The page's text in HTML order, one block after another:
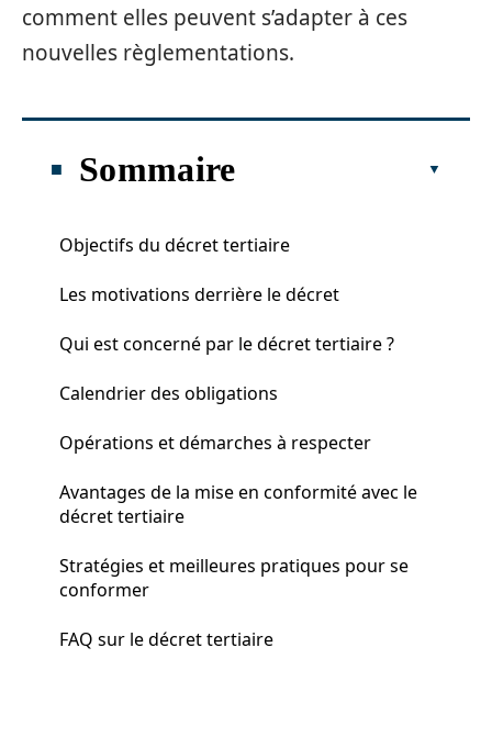
comment elles peuvent s’adapter à ces
nouvelles règlementations.
Sommaire
Objectifs du décret tertiaire
Les motivations derrière le décret
Qui est concerné par le décret tertiaire ?
Calendrier des obligations
Opérations et démarches à respecter
Avantages de la mise en conformité avec le
décret tertiaire
Stratégies et meilleures pratiques pour se
conformer
FAQ sur le décret tertiaire